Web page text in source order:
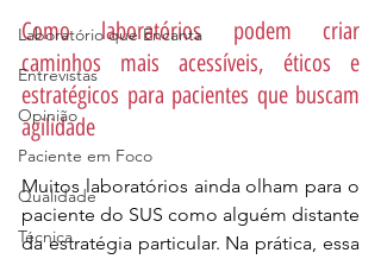
Laboratório que Encanta
Entrevistas
Opinião
Paciente em Foco
Qualidade
Técnica
Como laboratórios podem criar
caminhos mais acessíveis, éticos e
estratégicos para pacientes que buscam
agilidade
Muitos laboratórios ainda olham para o
paciente do SUS como alguém distante
da estratégia particular. Na prática, essa